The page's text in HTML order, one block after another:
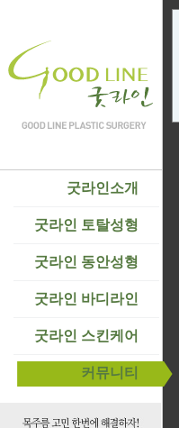
굿라인소개
굿라인 토탈성형
굿라인 동안성형
굿라인 바디라인
굿라인 스킨케어
커뮤니티